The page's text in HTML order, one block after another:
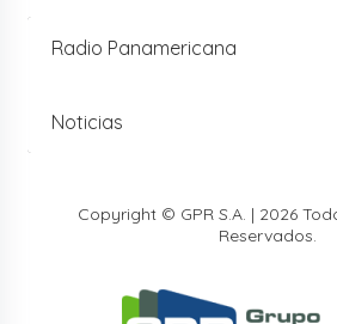
Radio Panamericana
Noticias
Copyright © GPR S.A. | 2026
Reservados.